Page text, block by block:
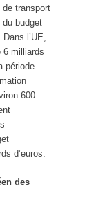
transport
du budget
l’UE,
6 milliards
période
600
d’euros.
des